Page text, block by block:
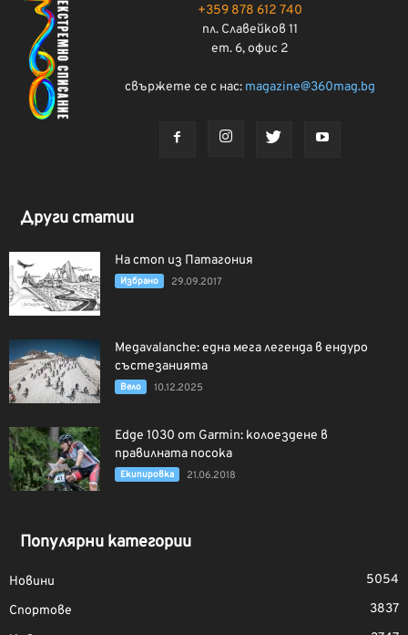
+359 878 612 740
пл. Славейков 11
ет. 6, офис 2
свържете се с нас: magazine@360mag.bg
Други статии
На стоп из Патагония
Избрано 29.09.2017
Megavalanche: една мега легенда в ендуро
състезанията
Вело 10.12.2025
Edge 1030 от Garmin: колоездене в
правилната посока
Екипировка 21.06.2018
Популярни категории
Новини
5054
Спортове
3837